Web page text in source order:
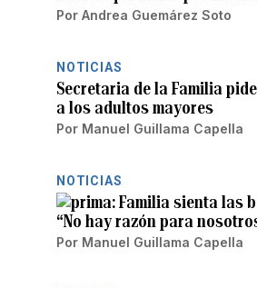
Por Andrea Guemárez Soto
NOTICIAS
Secretaria de la Familia
a los adultos mayores
Por Manuel Guillama Capella
NOTICIAS
Familia sienta las
“No hay razón para
Por Manuel Guillama Capella